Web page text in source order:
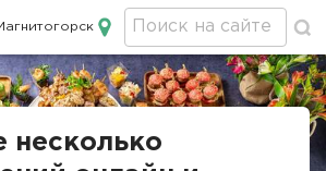
Кейтеринг в Магнитогорске
несколько